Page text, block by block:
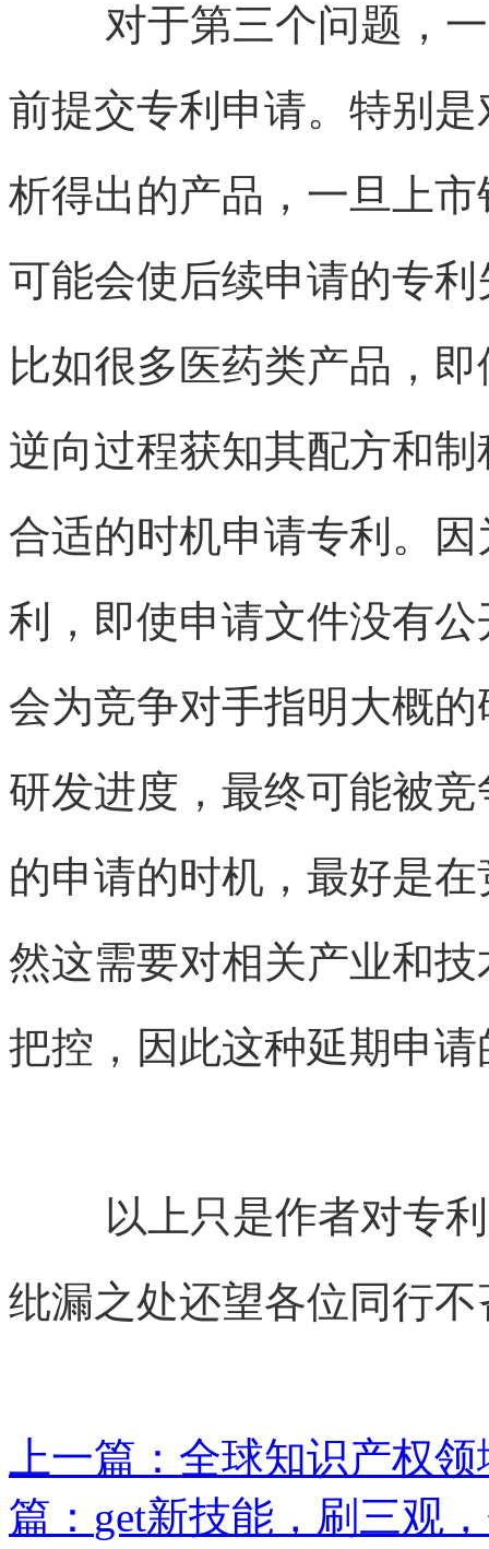
对于第三个问题，
前提交专利申请。特别
析得出的产品，一旦上
可能会使后续申请的专
比如很多医药类产品，
逆向过程获知其配方和
合适的时机申请专利。
利，即使申请文件没有
会为竞争对手指明大概
研发进度，最终可能被
的申请的时机，最好是
然这需要对相关产业和
把控，因此这种延期申
以上只是作者对专
纰漏之处还望各位同行
上一篇： 全球知识产权领
篇： get新技能，刷三观